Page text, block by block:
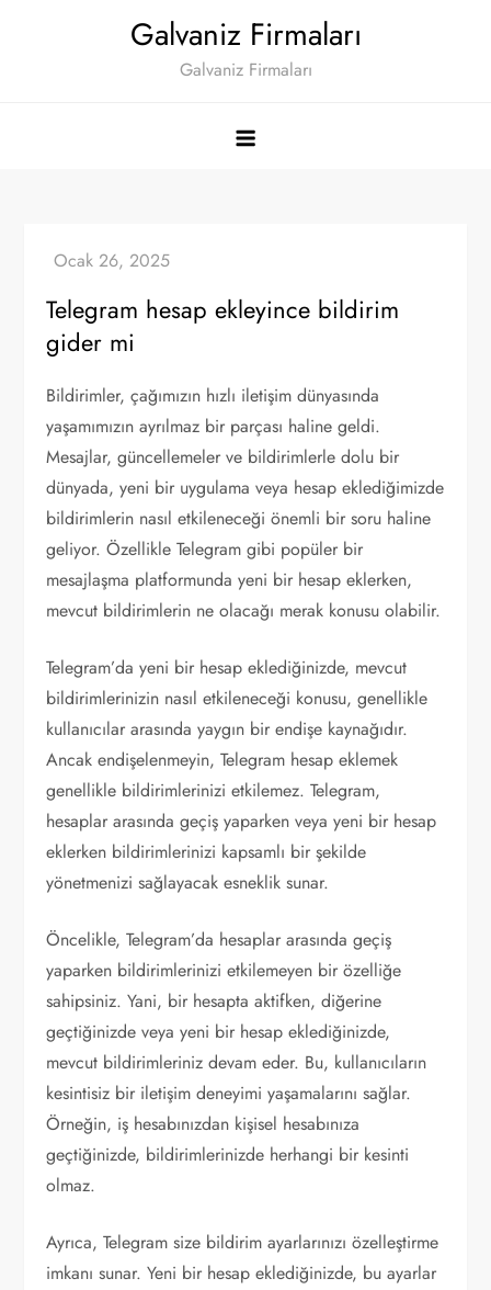
Galvaniz Firmaları
Galvaniz Firmaları
Telegram hesap ekleyince bildirim
gider mi
Bildirimler, çağımızın hızlı iletişim dünyasında
yaşamımızın ayrılmaz bir parçası haline geldi.
Mesajlar, güncellemeler ve bildirimlerle dolu bir
dünyada, yeni bir uygulama veya hesap eklediğimizde
bildirimlerin nasıl etkileneceği önemli bir soru haline
geliyor. Özellikle Telegram gibi popüler bir
mesajlaşma platformunda yeni bir hesap eklerken,
mevcut bildirimlerin ne olacağı merak konusu olabilir.
Telegram’da yeni bir hesap eklediğinizde, mevcut
bildirimlerinizin nasıl etkileneceği konusu, genellikle
kullanıcılar arasında yaygın bir endişe kaynağıdır.
Ancak endişelenmeyin, Telegram hesap eklemek
genellikle bildirimlerinizi etkilemez. Telegram,
hesaplar arasında geçiş yaparken veya yeni bir hesap
eklerken bildirimlerinizi kapsamlı bir şekilde
yönetmenizi sağlayacak esneklik sunar.
Öncelikle, Telegram’da hesaplar arasında geçiş
yaparken bildirimlerinizi etkilemeyen bir özelliğe
sahipsiniz. Yani, bir hesapta aktifken, diğerine
geçtiğinizde veya yeni bir hesap eklediğinizde,
mevcut bildirimleriniz devam eder. Bu, kullanıcıların
kesintisiz bir iletişim deneyimi yaşamalarını sağlar.
Örneğin, iş hesabınızdan kişisel hesabınıza
geçtiğinizde, bildirimlerinizde herhangi bir kesinti
olmaz.
Ayrıca, Telegram size bildirim ayarlarınızı özelleştirme
imkanı sunar. Yeni bir hesap eklediğinizde, bu ayarlar